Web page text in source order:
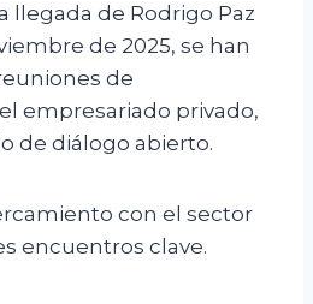
llegada de Rodrigo Paz
de 2025, se han
de
empresariado privado,
de diálogo abierto.
con el sector
encuentros clave.